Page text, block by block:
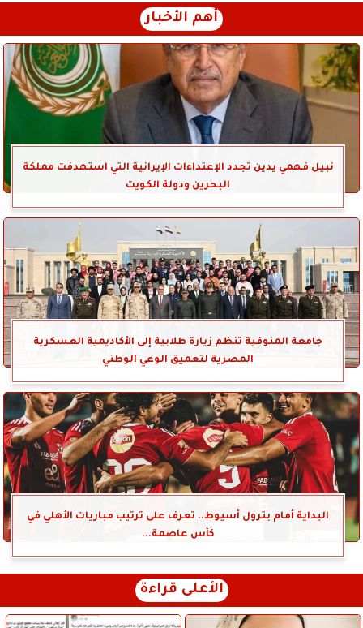
أهم الأخبار
نبيل فهمي يدين تجدد الإعتداءات الإيرانية التي استهدفت مملكة
البحرين ودولة الكويت
جامعة المنوفية تنظم زيارة طلابية إلى الأكاديمية العسكرية
المصرية لتعميق الوعي الوطني
البداية أمام بترول أسيوط.. تعرف على ترتيب مباريات الأهلي في
كأس عاصمة...
الأعلى قراءة